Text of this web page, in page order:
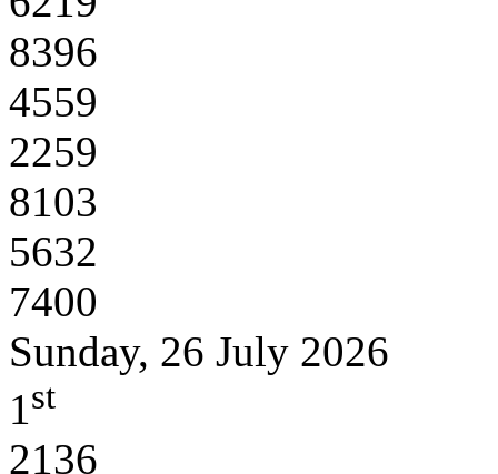
8396
4559
2259
8103
5632
7400
Sunday, 26 July 2026
1st
2136